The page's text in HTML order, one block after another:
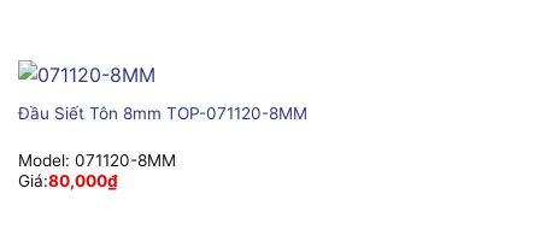
Đầu Siết Tôn 8mm TOP-071120-8MM
Model: 071120-8MM
Giá:80,000₫